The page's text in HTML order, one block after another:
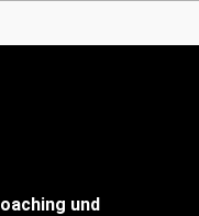
und